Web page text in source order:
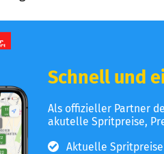
Schnell und
Als offizieller Partner
akutelle Spritpreise,
Aktuelle